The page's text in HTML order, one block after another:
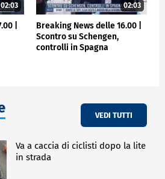
02:03
|
02:03
Breaking News delle 16.00 |
Scontro su Schengen,
controlli in Spagna
VEDI TUTTI
Va a caccia di ciclisti dopo la lite
in strada